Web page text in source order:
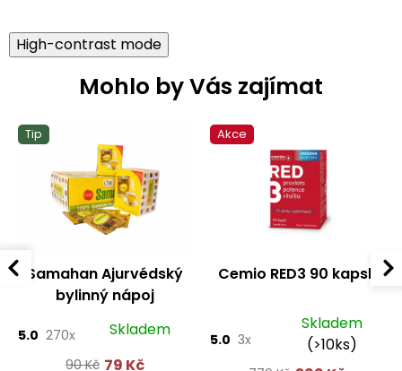
High-contrast mode
Mohlo by Vás zajímat
Tip
Samahan Ajurvédský
bylinný nápoj
5.0 270x Skladem
90 Kč 79 Kč
Akce
Cemio RED3 90 kapslí
5.0 3x
Skladem
(>10ks)